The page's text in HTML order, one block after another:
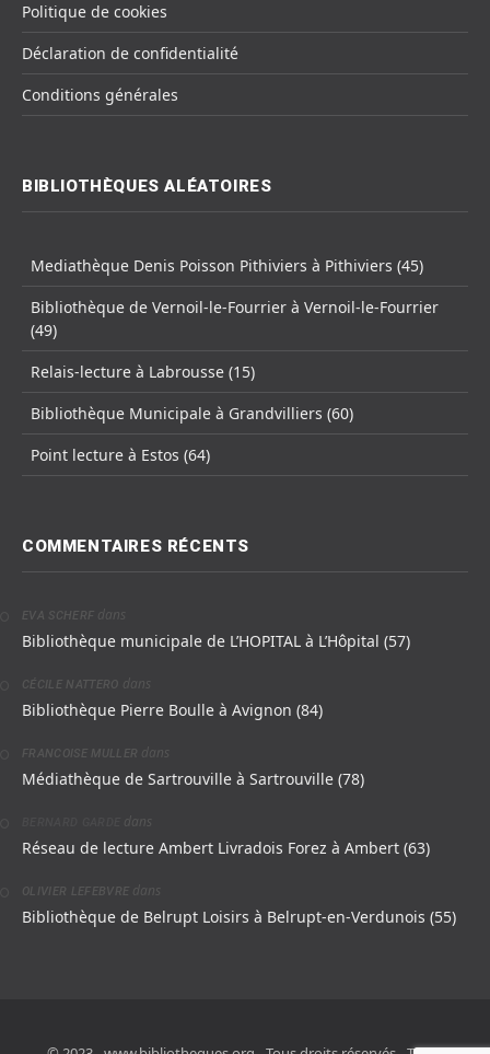
Politique de cookies
Déclaration de confidentialité
Conditions générales
BIBLIOTHÈQUES ALÉATOIRES
Mediathèque Denis Poisson Pithiviers à Pithiviers (45)
Bibliothèque de Vernoil-le-Fourrier à Vernoil-le-Fourrier
(49)
Relais-lecture à Labrousse (15)
Bibliothèque Municipale à Grandvilliers (60)
Point lecture à Estos (64)
COMMENTAIRES RÉCENTS
EVA SCHERF dans
Bibliothèque municipale de L’HOPITAL à L’Hôpital (57)
CÉCILE NATTERO dans
Bibliothèque Pierre Boulle à Avignon (84)
FRANCOISE MULLER dans
Médiathèque de Sartrouville à Sartrouville (78)
dans
Réseau de lecture Ambert Livradois Forez à Ambert (63)
OLIVIER LEFEBVRE dans
Bibliothèque de Belrupt Loisirs à Belrupt-en-Verdunois (55)